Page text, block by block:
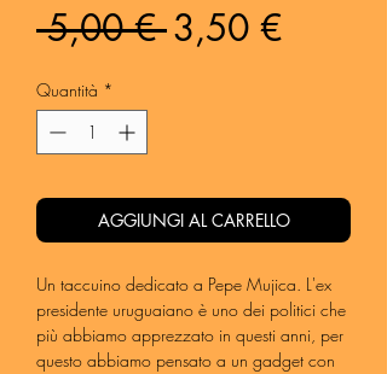
5,00 € Prezzo
3,50 €Prezzo
Quantità *
AGGIUNGI AL CARRELLO
Un taccuino dedicato a Pepe Mujica. L'ex
presidente uruguaiano è uno dei politici che
più abbiamo apprezzato in questi anni, per
questo abbiamo pensato a un gadget con